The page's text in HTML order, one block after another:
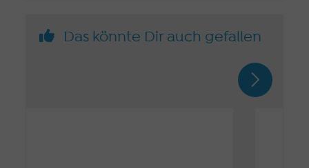
Das könnte Dir auch gefallen